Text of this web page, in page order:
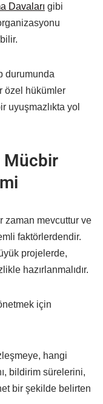
Davaları gibi
durumunda
özel hükümler
uyuşmazlıkta yol
Mücbir
zaman mevcuttur ve
faktörlerdendir.
projelerde,
hazırlanmalıdır.
için
hangi
bildirim sürelerini,
bir şekilde belirten